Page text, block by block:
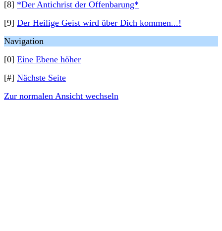
[8] *Der Antichrist der Offenbarung*
[9] Der Heilige Geist wird über Dich kommen...!
Navigation
[0] Eine Ebene höher
[#] Nächste Seite
Zur normalen Ansicht wechseln